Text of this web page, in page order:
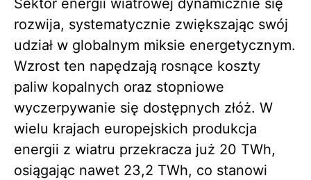
Sektor energii wiatrowej dynamicznie się
rozwija, systematycznie zwiększając swój
udział w globalnym miksie energetycznym.
Wzrost ten napędzają rosnące koszty
paliw kopalnych oraz stopniowe
wyczerpywanie się dostępnych złóż. W
wielu krajach europejskich produkcja
energii z wiatru przekracza już 20 TWh,
osiągając nawet 23,2 TWh, co stanowi